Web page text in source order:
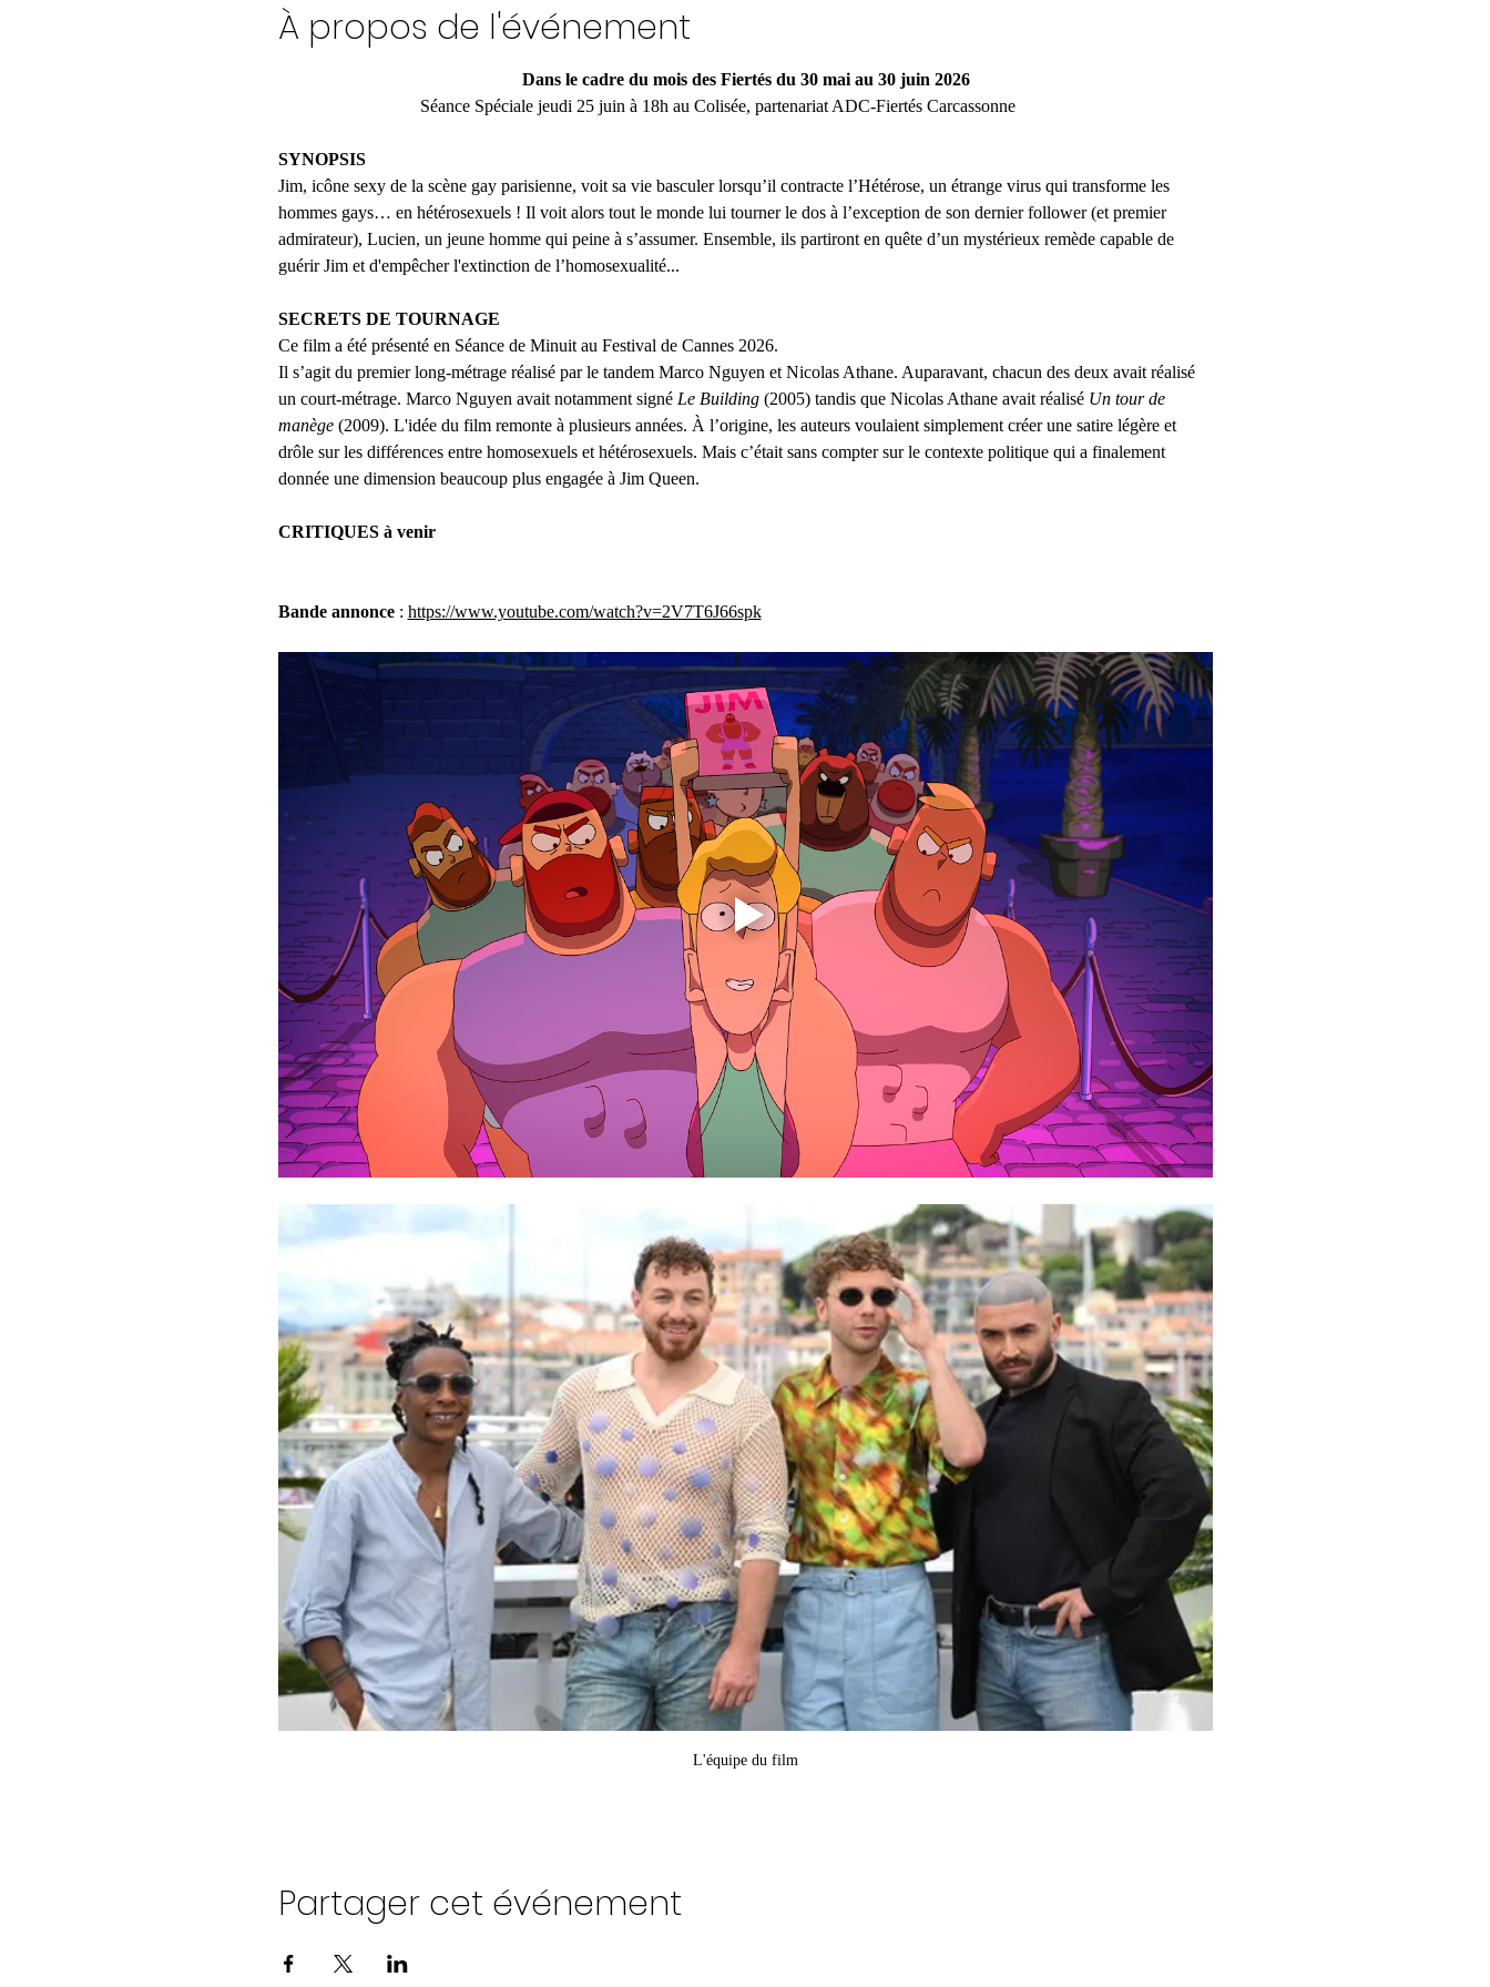
À propos de l'événement
                                                       Dans le cadre du mois des Fiertés du 30 mai au 30 juin 2026
                                Séance Spéciale jeudi 25 juin à 18h au Colisée, partenariat ADC-Fiertés Carcassonne
SYNOPSIS
Jim, icône sexy de la scène gay parisienne, voit sa vie basculer lorsqu’il contracte l’Hétérose, un étrange virus qui transforme les
hommes gays… en hétérosexuels ! Il voit alors tout le monde lui tourner le dos à l’exception de son dernier follower (et premier
admirateur), Lucien, un jeune homme qui peine à s’assumer. Ensemble, ils partiront en quête d’un mystérieux remède capable de
guérir Jim et d'empêcher l'extinction de l’homosexualité...
SECRETS DE TOURNAGE
Ce film a été présenté en Séance de Minuit au Festival de Cannes 2026.
Il s’agit du premier long-métrage réalisé par le tandem Marco Nguyen et Nicolas Athane. Auparavant, chacun des deux avait réalisé
un court-métrage. Marco Nguyen avait notamment signé Le Building (2005) tandis que Nicolas Athane avait réalisé Un tour de
manège (2009). L'idée du film remonte à plusieurs années. À l’origine, les auteurs voulaient simplement créer une satire légère et
drôle sur les différences entre homosexuels et hétérosexuels. Mais c’était sans compter sur le contexte politique qui a finalement
donnée une dimension beaucoup plus engagée à Jim Queen.
CRITIQUES à venir
Bande annonce : https://www.youtube.com/watch?v=2V7T6J66spk
L'équipe du film
Partager cet événement